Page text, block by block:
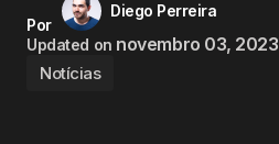
Por
Diego Perreira
Updated on novembro 03, 2023
Notícias